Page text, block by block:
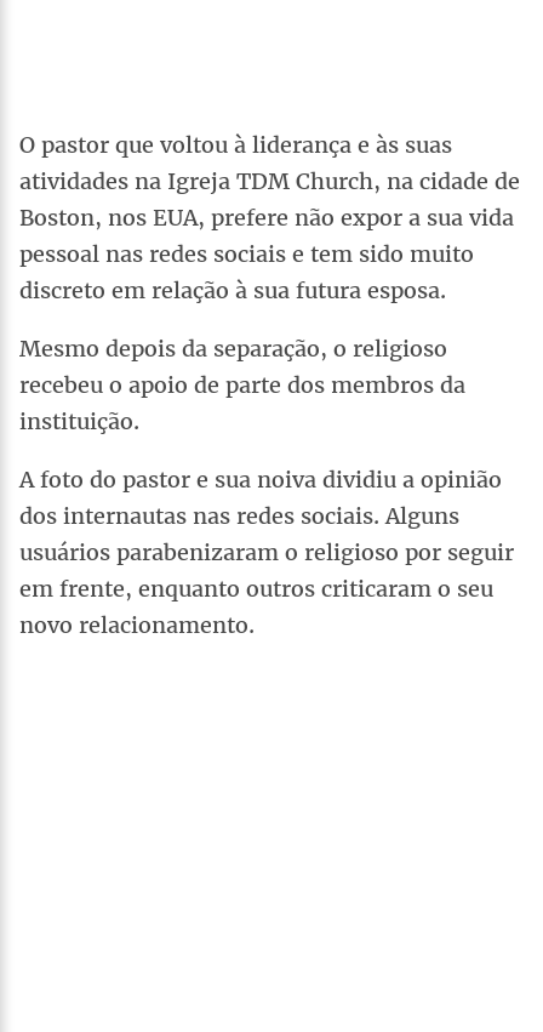
O pastor que voltou à liderança e às suas
atividades na Igreja TDM Church, na cidade de
Boston, nos EUA, prefere não expor a sua vida
pessoal nas redes sociais e tem sido muito
discreto em relação à sua futura esposa.
Mesmo depois da separação, o religioso
recebeu o apoio de parte dos membros da
instituição.
A foto do pastor e sua noiva dividiu a opinião
dos internautas nas redes sociais. Alguns
usuários parabenizaram o religioso por seguir
em frente, enquanto outros criticaram o seu
novo relacionamento.